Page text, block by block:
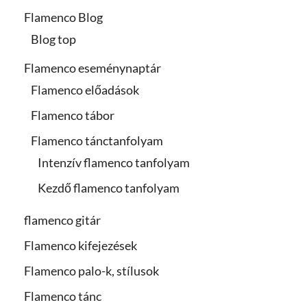
Flamenco Blog
Blog top
Flamenco eseménynaptár
Flamenco előadások
Flamenco tábor
Flamenco tánctanfolyam
Intenzív flamenco tanfolyam
Kezdő flamenco tanfolyam
flamenco gitár
Flamenco kifejezések
Flamenco palo-k, stílusok
Flamenco tánc